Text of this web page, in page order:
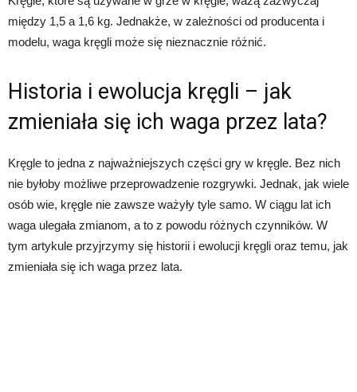
między 1,5 a 1,6 kg. Jednakże, w zależności od producenta i
modelu, waga kręgli może się nieznacznie różnić.
Historia i ewolucja kręgli – jak
zmieniała się ich waga przez lata?
Kręgle to jedna z najważniejszych części gry w kręgle. Bez nich
nie byłoby możliwe przeprowadzenie rozgrywki. Jednak, jak wiele
osób wie, kręgle nie zawsze ważyły tyle samo. W ciągu lat ich
waga ulegała zmianom, a to z powodu różnych czynników. W
tym artykule przyjrzymy się historii i ewolucji kręgli oraz temu, jak
zmieniała się ich waga przez lata.